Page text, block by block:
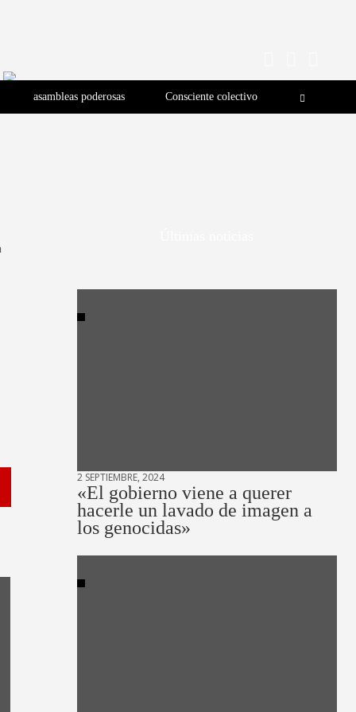
asambleas poderosas Consciente colectivo
2 SEPTIEMBRE, 2024
«El gobierno viene a querer
hacerle un lavado de imagen a
los genocidas»